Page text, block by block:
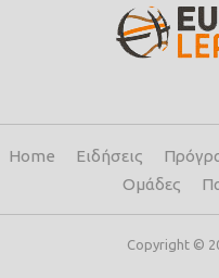
Home Ειδήσεις
Ομάδες
Copyright ©